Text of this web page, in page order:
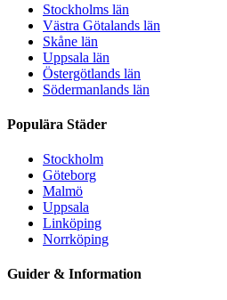
Stockholms län
Västra Götalands län
Skåne län
Uppsala län
Östergötlands län
Södermanlands län
Populära Städer
Stockholm
Göteborg
Malmö
Uppsala
Linköping
Norrköping
Guider & Information